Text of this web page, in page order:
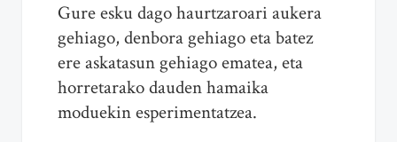
Gure esku dago haurtzaroari aukera
gehiago, denbora gehiago eta batez
ere askatasun gehiago ematea, eta
horretarako dauden hamaika
moduekin esperimentatzea.